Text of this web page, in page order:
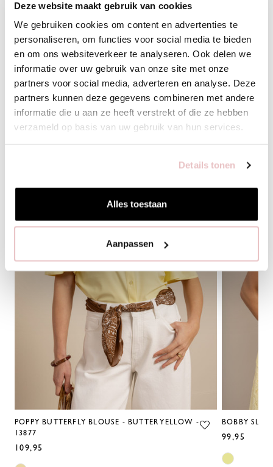
Deze website maakt gebruik van cookies
We gebruiken cookies om content en advertenties te
personaliseren, om functies voor social media te bieden
en om ons websiteverkeer te analyseren. Ook delen we
informatie over uw gebruik van onze site met onze
partners voor social media, adverteren en analyse. Deze
partners kunnen deze gegevens combineren met andere
informatie die u aan ze heeft verstrekt of die ze hebben
verzameld op basis van uw gebruik van hun services.
Details tonen
Alles toestaan
Aanpassen
VOEG TOE
BIJPASSENDE PRODUCTEN
POPPY BUTTERFLY BLOUSE - BUTTER YELLOW -
13877
109,95
BOBBY SLS
99,95